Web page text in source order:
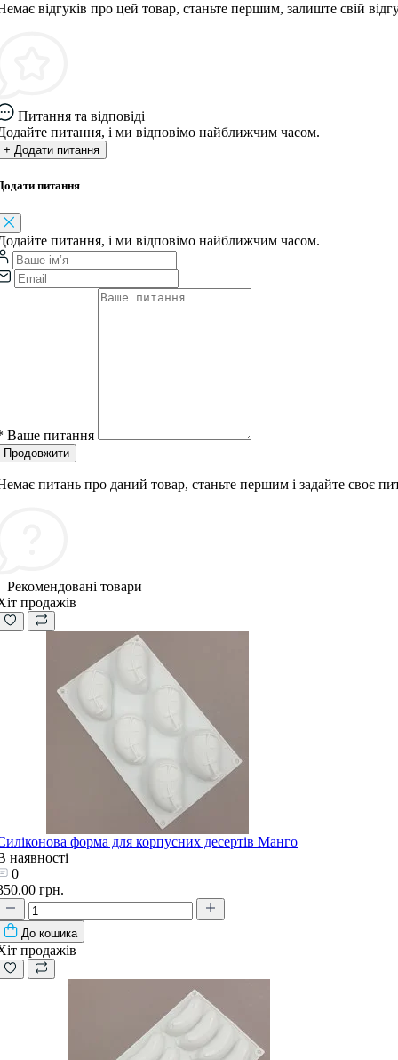
відгуків про цей товар, станьте першим, залиште свій
Питання та відповіді
питання, і ми відповімо найближчим часом.
+ Додати питання
питання
питання, і ми відповімо найближчим часом.
Ваше питання
Продовжити
питань про даний товар, станьте першим і задайте своє
Рекомендовані товари
продажів
форма для корпусних десертів Манго
наявності
0
грн.
До кошика
продажів